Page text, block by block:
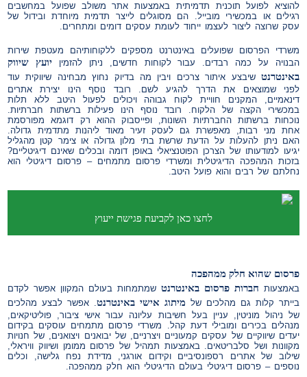
להוציא לפועל תוכנית תדמיתית באמצעות אתר משולב שפועל במחשבים
רגילים או במכשירי מובייל. הם מסוגלים לייצר תדמית מיוחדת ובידול של
עסק שרוצה ליצור לעצמו ייחוד לעומת עסקים דומים ומתחרים.
משרדי הפרסום שפועלים באינטרנט מספקים ללקוחותיהם מעטפת שירות
הבנויה על כמה רבדים. עבור לקוחות חדשים, ניתן להזמיןיועץ שיווק
באינטרנט שיבצע איתור צרכים ויבין מה בדיוק נחוץ מבחינה שיווקית עוד
לפני שמוצאים את הדרך להגיע לשם. רובד נוסף הינו יצירת אתרים
דינאמיים, המקנים חוויית לקוח גבוהה ויכולים לפעול היטב ללא תלות
במכשירי הקצה של הלקוח. רובד נוסף הינו פעילות ברשתות חברתיות.
נוכחות ברשתות החברתיות השונות, ופייסבוק ההוא רק דוגמא מפורסמת
אחת מני רבות, מאפשרת גם לעסק זעיר מאוד ליהנות מתדמית גדולה.
האם ניתן להעלות על הדעת שרשת בתי מלון גדולה או צימר קטן מהגליל
יגיעו למודעותו של הצרכן הפוטנציאלי באופן דומה ובכלים שאינם דיגיטליים?
בזכות המהפכה הדיגיטלית ומשרדי פרסום מתמחים – פרסום דיגיטלי הוא
נחלתם של רבים והוא פועל היטב.
לחצו כאן לקביעת פגישת ייעוץ
פרסום שהוא חלק ממהפכה
באמצעות חברות פרסום באינטרנט שמתמחות בעולם המקוון אפשר לקדם
בייתר קלות גם מהלכים של מיתוג אישי באינטרנט. אפשר לבצע מהלכים
של ניהול מוניטין, עניין בעל חשיבות עליונה עבור אישי ציבור, פוליטיקאים,
מנהלים בכירים ומובילי דעת קהל. משרדי פרסום מתמחים עוסקים בקידום
יעדים שיווקיים של עסקים קמעוניים ויצרניים, של יבואנים ויצואנים, של חנויות
מקוונות ושל סלבריטאים. באמצעות תמהיל של פרסום ממומן ושיווק וויראלי,
שילוב של אתרים רספונסיביים וקידום אורגני, מדידת נפח גלישה, וכלים
נוספים – פרסום דיגיטלי בעולם הדיגיטלי הוא חלק ממהפכה.